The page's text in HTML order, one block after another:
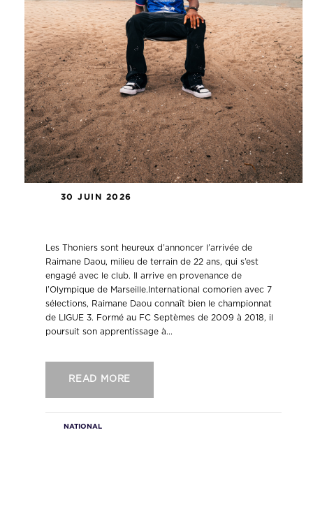
30 JUIN 2026
Les Thoniers sont heureux d’annoncer l’arrivée de
Raimane Daou, milieu de terrain de 22 ans, qui s’est
engagé avec le club. Il arrive en provenance de
l’Olympique de Marseille.International comorien avec 7
sélections, Raimane Daou connaît bien le championnat
de LIGUE 3. Formé au FC Septèmes de 2009 à 2018, il
poursuit son apprentissage à...
READ MORE
NATIONAL